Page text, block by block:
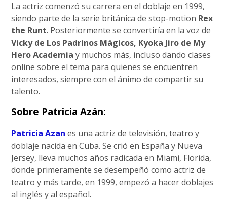
La actriz comenzó su carrera en el doblaje en 1999,
siendo parte de la serie británica de stop-motion Rex
the Runt. Posteriormente se convertiría en la voz de
Vicky de Los Padrinos Mágicos, Kyoka Jiro de My
Hero Academia y muchos más, incluso dando clases
online sobre el tema para quienes se encuentren
interesados, siempre con el ánimo de compartir su
talento.
Sobre Patricia Azán:
Patricia Azan es una actriz de televisión, teatro y
doblaje nacida en Cuba. Se crió en España y Nueva
Jersey, lleva muchos años radicada en Miami, Florida,
donde primeramente se desempeñó como actriz de
teatro y más tarde, en 1999, empezó a hacer doblajes
al inglés y al español.